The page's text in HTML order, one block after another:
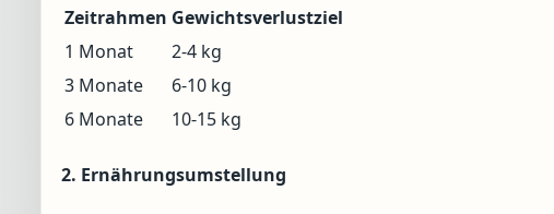
Zeitrahmen Gewichtsverlustziel
1 Monat
2-4 kg
3 Monate
6-10 kg
6 Monate
10-15 kg
2. Ernährungsumstellung